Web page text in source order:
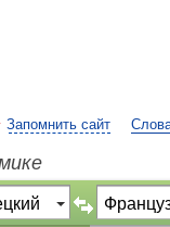
Запомнить сайт